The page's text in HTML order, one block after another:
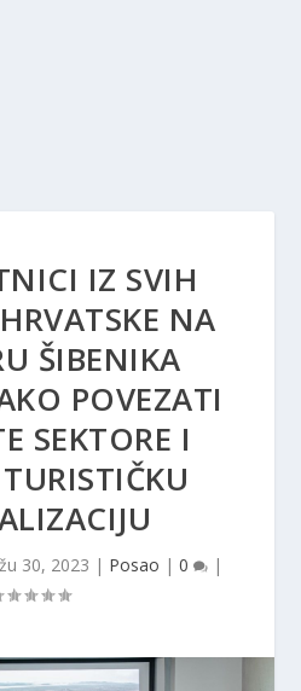
IZ SVIH
NA
ŠIBENIKA
POVEZATI
SEKTORE I
30, 2023 | Posao | 0 |